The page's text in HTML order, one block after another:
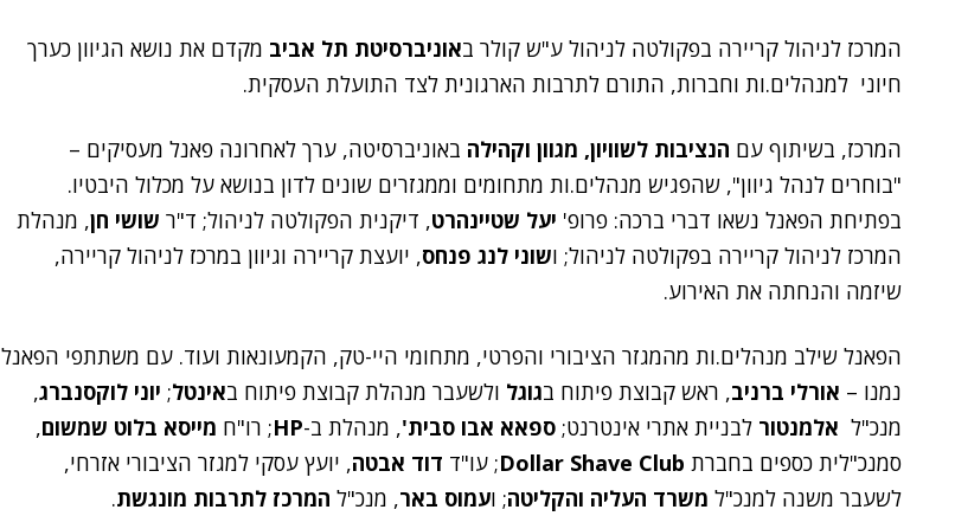
המרכז לניהול קריירה בפקולטה לניהול ע"ש קולר באוניברסיטת תל אביב מקדם את נושא הגיוון כערך
חיוני למנהלים.ות וחברות, התורם לתרבות הארגונית לצד התועלת העסקית.
המרכז, בשיתוף עם הנציבות לשוויון, מגוון וקהילה באוניברסיטה, ערך לאחרונה פאנל מעסיקים –
"בוחרים לנהל גיוון", שהפגיש מנהלים.ות מתחומים וממגזרים שונים לדון בנושא על מכלול היבטיו.
בפתיחת הפאנל נשאו דברי ברכה: פרופ' יעל שטיינהרט, דיקנית הפקולטה לניהול; ד"ר שושי חן, מנהלת
המרכז לניהול קריירה בפקולטה לניהול; ושוני לנג פנחס, יועצת קריירה וגיוון במרכז לניהול קריירה,
שיזמה והנחתה את האירוע.
הפאנל שילב מנהלים.ות מהמגזר הציבורי והפרטי, מתחומי היי-טק, הקמעונאות ועוד. עם משתתפי הפאנל
נמנו – אורלי ברניב, ראש קבוצת פיתוח בגוגל ולשעבר מנהלת קבוצת פיתוח באינטל; יוני לוקסנברג,
מנכ"ל אלמנטור לבניית אתרי אינטרנט; ספאא אבו סבית', מנהלת ב-HP; רו"ח מייסא בלוט שמשום,
סמנכ"לית כספים בחברת Dollar Shave Club; עו"ד דוד אבטה, יועץ עסקי למגזר הציבורי אזרחי,
לשעבר משנה למנכ"ל משרד העליה והקליטה; ועמוס באר, מנכ"ל המרכז לתרבות מונגשת.